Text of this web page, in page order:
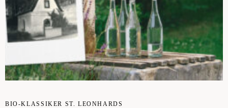
BIO-KLAS­SI­KER ST. LEON­HARDS